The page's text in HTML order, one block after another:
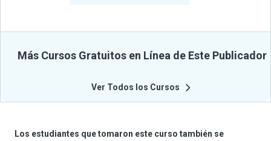
Más Cursos Gratuitos en Línea de Este Publicador
Ver Todos los Cursos
Los estudiantes que tomaron este curso también se